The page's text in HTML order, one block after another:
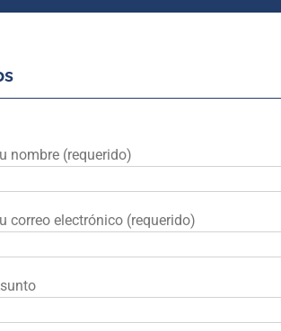
nombre (requerido)
correo electrónico (requerido)